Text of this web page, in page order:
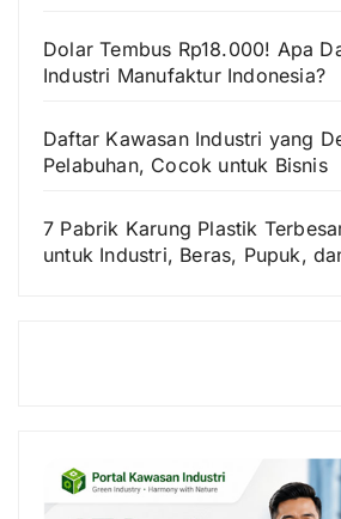
Dolar Tembus Rp18.000! Apa
Industri Manufaktur Indonesia?
Daftar Kawasan Industri yang
Pelabuhan, Cocok untuk Bisnis
7 Pabrik Karung Plastik
untuk Industri, Beras, Pupuk,